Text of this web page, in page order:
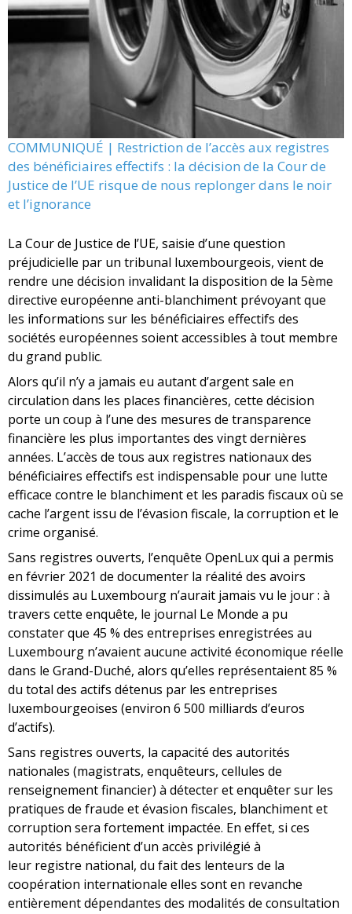
COMMUNIQUÉ | Restriction de l’accès aux registres
des bénéficiaires effectifs : la décision de la Cour de
Justice de l’UE risque de nous replonger dans le noir
et l’ignorance
La Cour de Justice de l’UE, saisie d’une question
préjudicielle par un tribunal luxembourgeois, vient de
rendre une décision invalidant la disposition de la 5ème
directive européenne anti-blanchiment prévoyant que
les informations sur les bénéficiaires effectifs des
sociétés européennes soient accessibles à tout membre
du grand public.
Alors qu’il n’y a jamais eu autant d’argent sale en
circulation dans les places financières, cette décision
porte un coup à l’une des mesures de transparence
financière les plus importantes des vingt dernières
années. L’accès de tous aux registres nationaux des
bénéficiaires effectifs est indispensable pour une lutte
efficace contre le blanchiment et les paradis fiscaux où se
cache l’argent issu de l’évasion fiscale, la corruption et le
crime organisé.
Sans registres ouverts, l’enquête OpenLux qui a permis
en février 2021 de documenter la réalité des avoirs
dissimulés au Luxembourg n’aurait jamais vu le jour : à
travers cette enquête, le journal Le Monde a pu
constater que 45 % des entreprises enregistrées au
Luxembourg n’avaient aucune activité économique réelle
dans le Grand-Duché, alors qu’elles représentaient 85 %
du total des actifs détenus par les entreprises
luxembourgeoises (environ 6 500 milliards d’euros
d’actifs).
Sans registres ouverts, la capacité des autorités
nationales (magistrats, enquêteurs, cellules de
renseignement financier) à détecter et enquêter sur les
pratiques de fraude et évasion fiscales, blanchiment et
corruption sera fortement impactée. En effet, si ces
autorités bénéficient d’un accès privilégié à
leur registre national, du fait des lenteurs de la
coopération internationale elles sont en revanche
entièrement dépendantes des modalités de consultation